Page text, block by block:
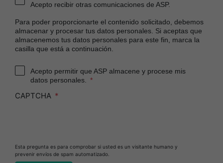
Acepto recibir otras comunicaciones de ASP.
Para poder proporcionarte el contenido solicitado, debemos
almacenar y procesar tus datos personales. Si aceptas que
almacenemos tus datos personales para este fin, marca la
casilla que está a continuación.
Acepto permitir que ASP almacene y procese mis
datos personales.
CAPTCHA
Esta pregunta es para comprobar si usted es un visitante humano y
prevenir envíos de spam automatizado.